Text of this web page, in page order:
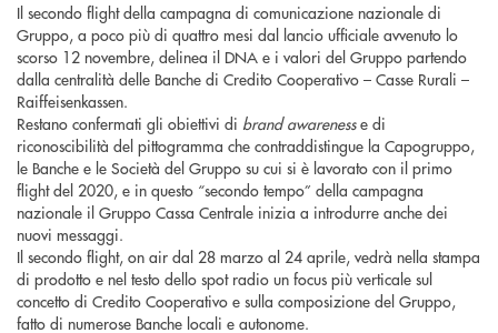
Il secondo flight della campagna di comunicazione nazionale di
Gruppo, a poco più di quattro mesi dal lancio ufficiale avvenuto lo
scorso 12 novembre, delinea il DNA e i valori del Gruppo partendo
dalla centralità delle Banche di Credito Cooperativo – Casse Rurali –
Raiffeisenkassen.
Restano confermati gli obiettivi di brand awarenesse di
riconoscibilità del pittogramma che contraddistingue la Capogruppo,
le Banche e le Società del Gruppo su cui si è lavorato con il primo
flight del 2020, e in questo “secondo tempo” della campagna
nazionale il Gruppo Cassa Centrale inizia a introdurre anche dei
nuovi messaggi.
Il secondo flight, on air dal 28 marzo al 24 aprile, vedrà nella stampa
di prodotto e nel testo dello spot radio un focus più verticale sul
concetto di Credito Cooperativo e sulla composizione del Gruppo,
fatto di numerose Banche locali e autonome.